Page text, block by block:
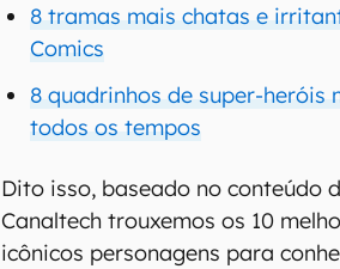
8 tramas mais chatas e
Comics
8 quadrinhos de super-heróis
todos os tempos
Dito isso, baseado no conteúdo
Canaltech trouxemos os 10
icônicos personagens para